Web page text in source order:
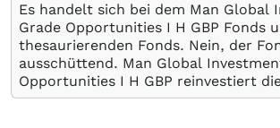
Es handelt sich bei dem Man Global
Grade Opportunities I H GBP Fonds
thesaurierenden Fonds. Nein, der
ausschüttend. Man Global
Opportunities I H GBP reinvestiert